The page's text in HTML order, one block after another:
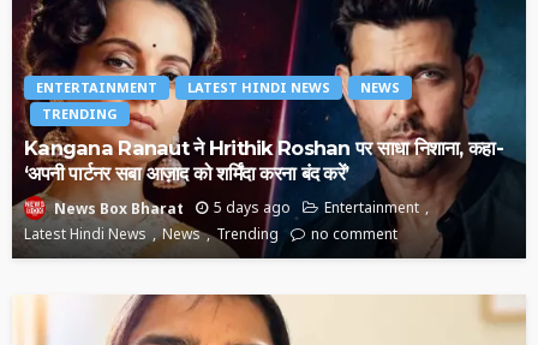
ENTERTAINMENT LATEST HINDI NEWS
NEWS
TRENDING
Kangana Ranaut ने Hrithik Roshan पर साधा निशाना, कहा-
‘अपनी पार्टनर सबा आज़ाद को शर्मिंदा करना बंद करें’
News Box Bharat 5 days ago
Entertainment
Latest Hindi News
News Trending no comment